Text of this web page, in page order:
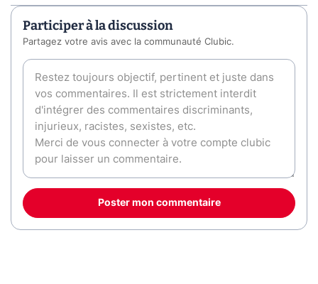
Participer à la discussion
Partagez votre avis avec la communauté Clubic.
Poster mon commentaire